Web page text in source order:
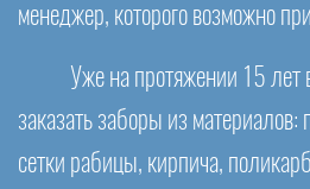
менеджер, которого возможно
Уже на протяжении 15 лет
заказать заборы из материалов:
сетки рабицы, кирпича,